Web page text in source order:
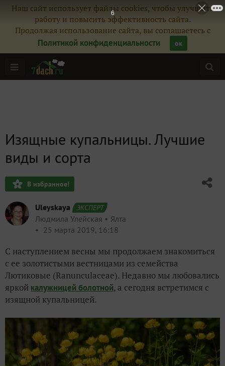
Наш сайт использует файлы cookies, чтобы улучшить
работу и повысить эффективность сайта.
Продолжая использование сайта, вы соглашаетесь с
Политикой конфиденциальности
ок
Изящные купальницы. Лучшие
виды и сорта
В избранное!
Uleyskaya ЭКСПЕРТ
Людмила Улейская
Ялта
25 марта 2019, 16:18
С наступлением весны мы продолжаем знакомиться
с ее золотистыми вестницами из семейства
Лютиковые (Ranunculaceae). Недавно мы любовались
яркой калужницей болотной, а сегодня встретимся с
изящной купальницей.
4